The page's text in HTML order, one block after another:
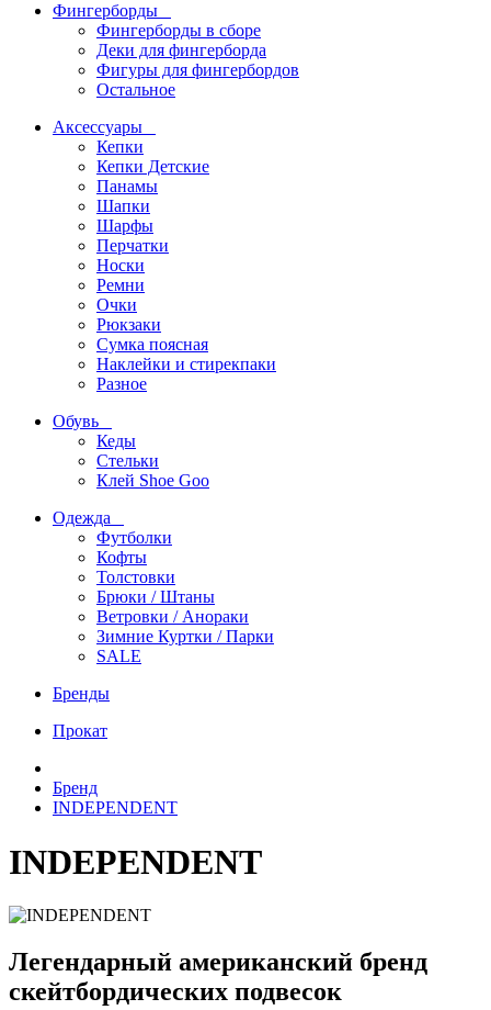
Фингерборды
Фингерборды в сборе
Деки для фингерборда
Фигуры для фингербордов
Остальное
Аксессуары
Кепки
Кепки Детские
Панамы
Шапки
Шарфы
Перчатки
Носки
Ремни
Очки
Рюкзаки
Сумка поясная
Наклейки и стирекпаки
Разное
Обувь
Кеды
Стельки
Клей Shoe Goo
Одежда
Футболки
Кофты
Толстовки
Брюки / Штаны
Ветровки / Анораки
Зимние Куртки / Парки
SALE
Бренды
Прокат
Бренд
INDEPENDENT
INDEPENDENT
Легендарный американский бренд
скейтбордических подвесок